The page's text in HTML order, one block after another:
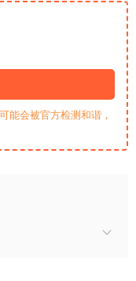
能会被官方检测和谐，